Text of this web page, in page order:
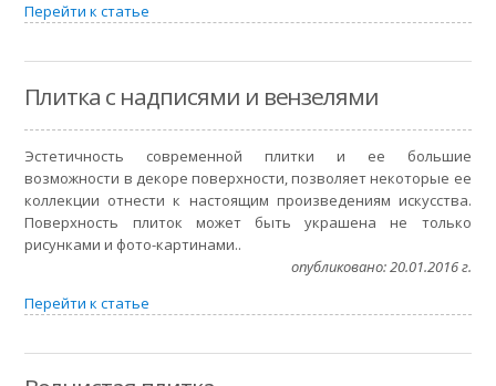
Перейти к статье
Плитка с надписями и вензелями
Эстетичность современной плитки и ее большие
возможности в декоре поверхности, позволяет некоторые ее
коллекции отнести к настоящим произведениям искусства.
Поверхность плиток может быть украшена не только
рисунками и фото-картинами..
опубликовано: 20.01.2016 г.
Перейти к статье